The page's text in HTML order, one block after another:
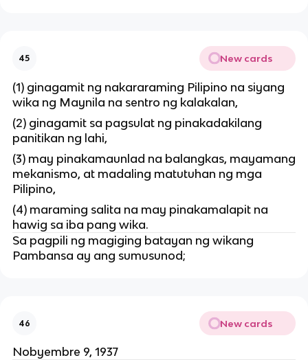
45 New cards
(1) ginagamit ng nakararaming Pilipino na siyang
wika ng Maynila na sentro ng kalakalan,
(2) ginagamit sa pagsulat ng pinakadakilang
panitikan ng lahi,
(3) may pinakamaunlad na balangkas, mayamang
mekanismo, at madaling matutuhan ng mga
Pilipino,
(4) maraming salita na may pinakamalapit na
hawig sa iba pang wika.
Sa pagpili ng magiging batayan ng wikang
Pambansa ay ang sumusunod;
46 New cards
Nobyembre 9, 1937